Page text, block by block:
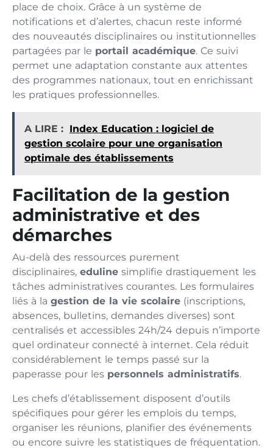
place de choix. Grâce à un système de
notifications et d’alertes, chacun reste informé
des nouveautés disciplinaires ou institutionnelles
partagées par le portail académique. Ce suivi
permet une adaptation constante aux attentes
des programmes nationaux, tout en enrichissant
les pratiques professionnelles.
A LIRE : Index Education : logiciel de
gestion scolaire pour une organisation
optimale des établissements
Facilitation de la gestion
administrative et des
démarches
Au-delà des ressources purement
disciplinaires, eduline simplifie drastiquement les
tâches administratives courantes. Les formulaires
liés à la gestion de la vie scolaire (inscriptions,
absences, bulletins, demandes diverses) sont
centralisés et accessibles 24h/24 depuis n’importe
quel ordinateur connecté à internet. Cela réduit
considérablement le temps passé sur la
paperasse pour les personnels administratifs.
Les chefs d’établissement disposent d’outils
spécifiques pour gérer les emplois du temps,
organiser les réunions, planifier des événements
ou encore suivre les statistiques de fréquentation.